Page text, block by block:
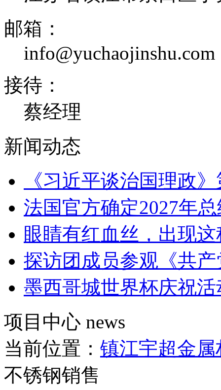
邮箱：
info@yuchaojinshu.com
接待：
蔡经理
新闻动态
《习近平谈治国理政
法国官方确定2027年
眼睛有红血丝，出现
探访团成员参观《共
墨西哥城世界杯庆祝
项目中心 news
当前位置： 镇江宇超金
不锈钢销售